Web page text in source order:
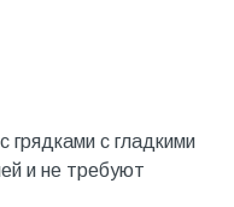
грядками с гладкими
и не требуют